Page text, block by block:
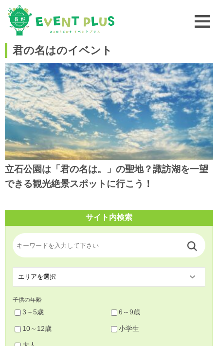
君の名はのイベント
立石公園は「君の名は。」の聖地？諏訪湖を一望
できる観光絶景スポットに行こう！
サイト内検索
子供の年齢
3～5歳 6～9歳
10～12歳 小学生